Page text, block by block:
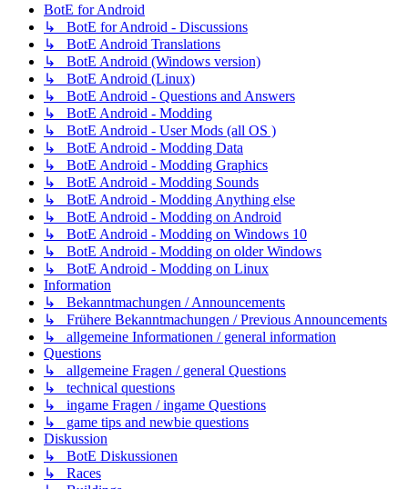
BotE for Android
↳ BotE for Android - Discussions
↳ BotE Android Translations
↳ BotE Android (Windows version)
↳ BotE Android (Linux)
↳ BotE Android - Questions and Answers
↳ BotE Android - Modding
↳ BotE Android - User Mods (all OS )
↳ BotE Android - Modding Data
↳ BotE Android - Modding Graphics
↳ BotE Android - Modding Sounds
↳ BotE Android - Modding Anything else
↳ BotE Android - Modding on Android
↳ BotE Android - Modding on Windows 10
↳ BotE Android - Modding on older Windows
↳ BotE Android - Modding on Linux
Information
↳ Bekanntmachungen / Announcements
↳ Frühere Bekanntmachungen / Previous Announcements
↳ allgemeine Informationen / general information
Questions
↳ allgemeine Fragen / general Questions
↳ technical questions
↳ ingame Fragen / ingame Questions
↳ game tips and newbie questions
Diskussion
↳ BotE Diskussionen
↳ Races